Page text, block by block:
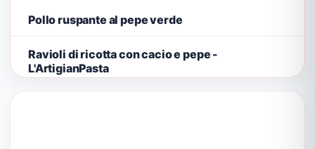
Pollo ruspante al pepe verde
Ravioli di ricotta con cacio e pepe -
L'ArtigianPasta